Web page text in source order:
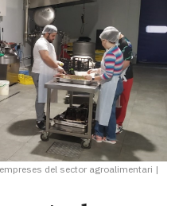
del sector agroalimentari |